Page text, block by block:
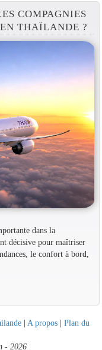
COMPAGNIES
THAÏLANDE ?
dans la
décisive pour maîtriser
le confort à bord,
| A propos | Plan du
- 2026